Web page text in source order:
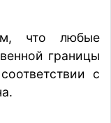
что любые
границы
с